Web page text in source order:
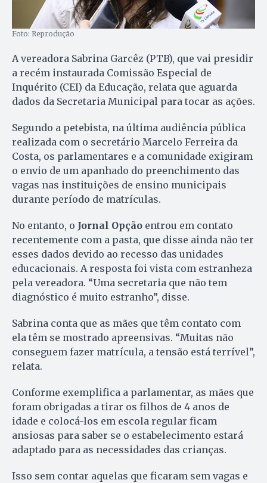
Foto: Reprodução
A vereadora Sabrina Garcêz (PTB), que vai presidir
a recém instaurada Comissão Especial de
Inquérito (CEI) da Educação, relata que aguarda
dados da Secretaria Municipal para tocar as ações.
Segundo a petebista, na última audiência pública
realizada com o secretário Marcelo Ferreira da
Costa, os parlamentares e a comunidade exigiram
o envio de um apanhado do preenchimento das
vagas nas instituições de ensino municipais
durante período de matrículas.
No entanto, o Jornal Opção entrou em contato
recentemente com a pasta, que disse ainda não ter
esses dados devido ao recesso das unidades
educacionais. A resposta foi vista com estranheza
pela vereadora. “Uma secretaria que não tem
diagnóstico é muito estranho”, disse.
Sabrina conta que as mães que têm contato com
ela têm se mostrado apreensivas. “Muitas não
conseguem fazer matrícula, a tensão está terrível”,
relata.
Conforme exemplifica a parlamentar, as mães que
foram obrigadas a tirar os filhos de 4 anos de
idade e colocá-los em escola regular ficam
ansiosas para saber se o estabelecimento estará
adaptado para as necessidades das crianças.
Isso sem contar aquelas que ficaram sem vagas e